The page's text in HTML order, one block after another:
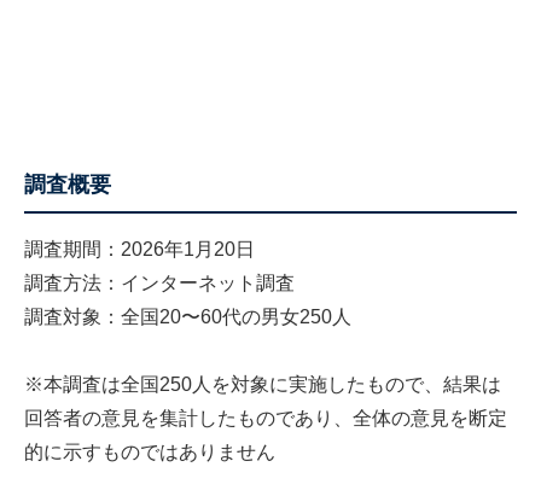
調査概要
調査期間：2026年1月20日
調査方法：インターネット調査
調査対象：全国20〜60代の男女250人
※本調査は全国250人を対象に実施したもので、結果は
回答者の意見を集計したものであり、全体の意見を断定
的に示すものではありません